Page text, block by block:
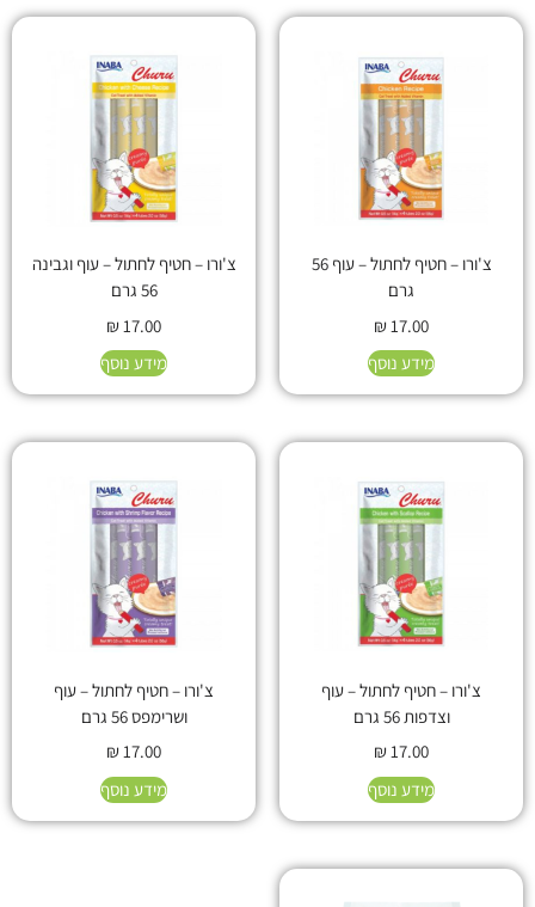
צ'ורו – חטיף לחתול – עוף 56
גרם
₪17.00
מידע נוסף
צ'ורו – חטיף לחתול – עוף וגבינה
56 גרם
₪17.00
מידע נוסף
צ'ורו – חטיף לחתול – עוף
וצדפות 56 גרם
₪17.00
מידע נוסף
צ'ורו – חטיף לחתול – עוף
ושרימפס 56 גרם
₪17.00
מידע נוסף